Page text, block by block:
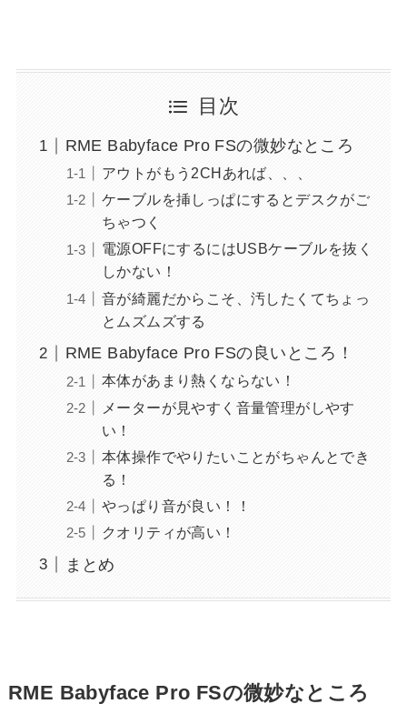
目次
RME Babyface Pro FSの微妙なところ
アウトがもう2CHあれば、、、
ケーブルを挿しっぱにするとデスクがご
ちゃつく
電源OFFにするにはUSBケーブルを抜く
しかない！
音が綺麗だからこそ、汚したくてちょっ
とムズムズする
RME Babyface Pro FSの良いところ！
本体があまり熱くならない！
メーターが見やすく音量管理がしやす
い！
本体操作でやりたいことがちゃんとでき
る！
やっぱり音が良い！！
クオリティが高い！
まとめ
RME Babyface Pro FSの微妙なところ